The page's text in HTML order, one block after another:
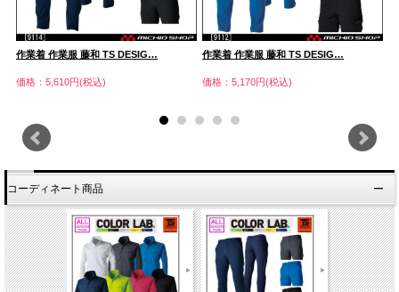
作業着 作業服 藤和 TS DESIG…
価格：5,610円(税込)
作業着 作業服 藤和 TS DESIG…
価格：5,170円(税込)
コーディネート商品